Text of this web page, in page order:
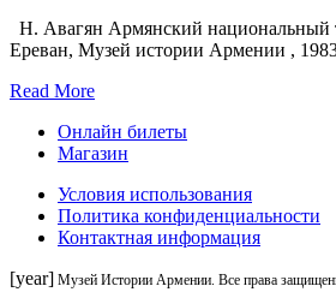
Н. Авагян Армянский национальный
Ереван, Музей истории Армении ,
Read More
Онлайн билеты
Магазин
Условия использования
Политика конфиденциальности
Контактная информация
[year] Музей Истории Армении. Все права